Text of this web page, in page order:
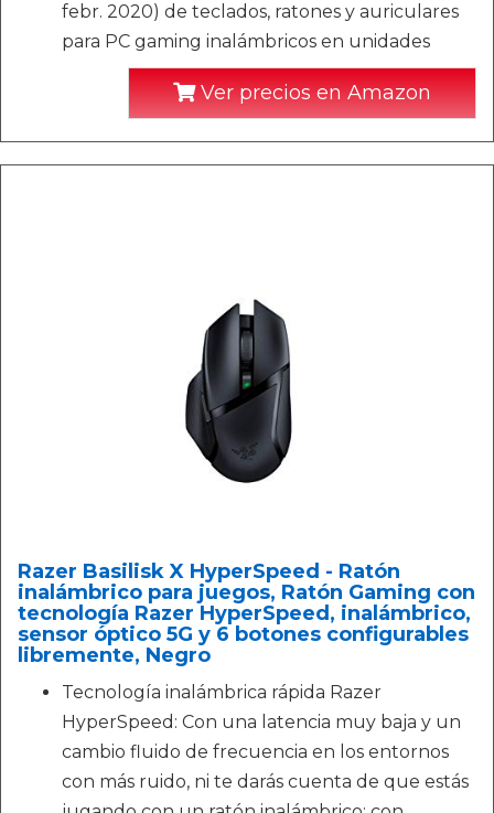
febr. 2020) de teclados, ratones y auriculares
para PC gaming inalámbricos en unidades
Ver precios en Amazon
Razer Basilisk X HyperSpeed ​​- Ratón
inalámbrico para juegos, Ratón Gaming con
tecnología Razer HyperSpeed, inalámbrico,
sensor óptico 5G y 6 botones configurables
libremente, Negro
Tecnología inalámbrica rápida Razer
HyperSpeed: Con una latencia muy baja y un
cambio fluido de frecuencia en los entornos
con más ruido, ni te darás cuenta de que estás